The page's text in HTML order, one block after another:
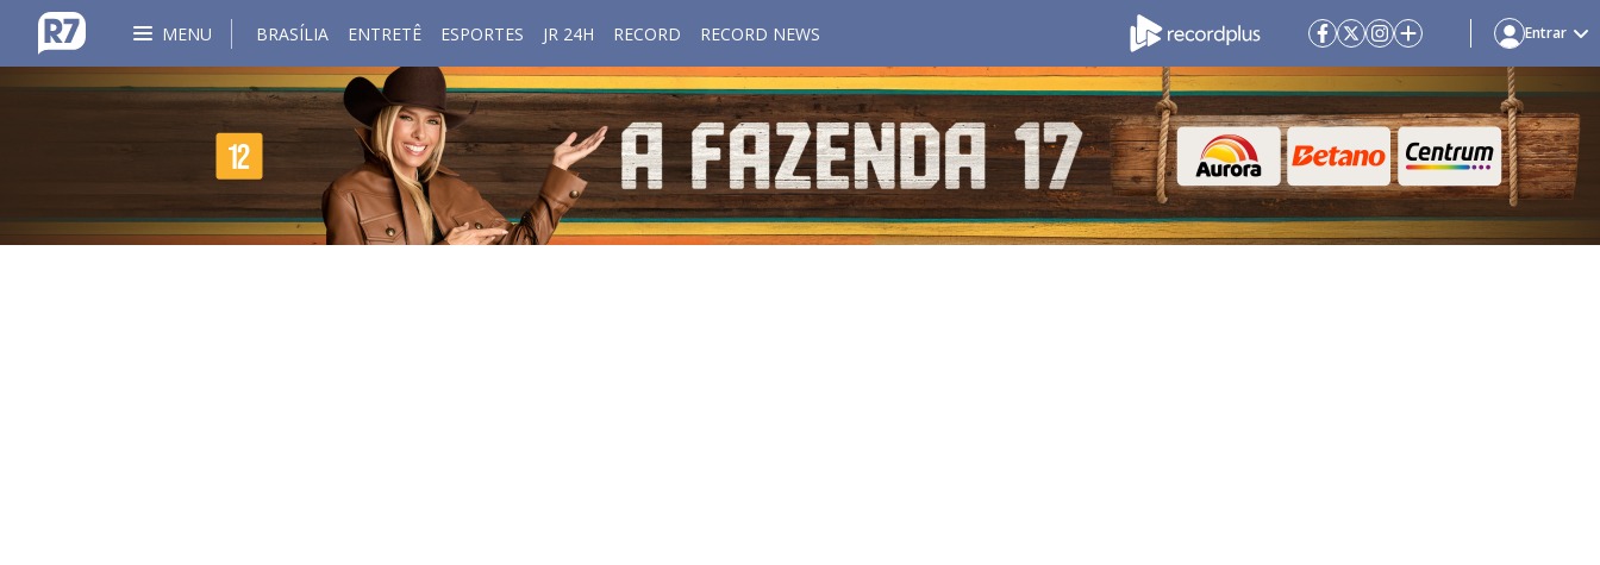
MENU BRASÍLIA ENTRETÊ ESPORTES JR 24H RECORD RECORD NEWS Entrar